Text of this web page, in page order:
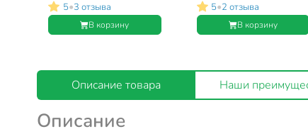
мл, Lefard, Inspiration
Золотой цветок, 422-126,
подарочная упаковка, белая
5•3 отзыва
В корзину
Lefard, 422-125
5•2 отзыва
В корзину
Описание товара Наши
Описание